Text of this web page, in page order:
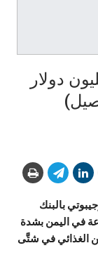
يعتمد تمويل 36مليون دولار
بالبنك
في اليمن بشدة
الغذائي في شتَّى